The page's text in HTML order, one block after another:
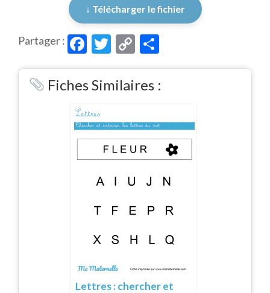
↓ Télécharger le fichier
Partager : Facebook
Twitter
Copy
Link
Fiches Similaires :
Lettres : chercher et